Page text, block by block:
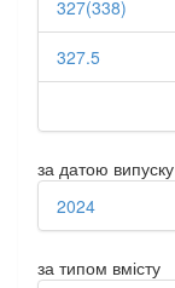
327(338)
327.5
за датою випуску
2024
за типом вмісту